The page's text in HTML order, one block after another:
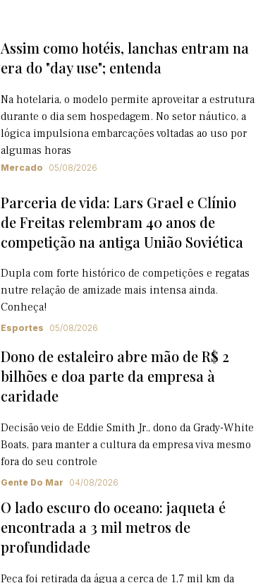
Assim como hotéis, lanchas entram na
era do "day use"; entenda
Na hotelaria, o modelo permite aproveitar a estrutura
durante o dia sem hospedagem. No setor náutico, a
lógica impulsiona embarcações voltadas ao uso por
algumas horas
Mercado 05/08/2026
Parceria de vida: Lars Grael e Clínio
de Freitas relembram 40 anos de
competição na antiga União Soviética
Dupla com forte histórico de competições e regatas
nutre relação de amizade mais intensa ainda.
Conheça!
Esportes 05/08/2026
Dono de estaleiro abre mão de R$ 2
bilhões e doa parte da empresa à
caridade
Decisão veio de Eddie Smith Jr., dono da Grady-White
Boats, para manter a cultura da empresa viva mesmo
fora do seu controle
Gente Do Mar 04/08/2026
O lado escuro do oceano: jaqueta é
encontrada a 3 mil metros de
profundidade
Peça foi retirada da água a cerca de 1,7 mil km da